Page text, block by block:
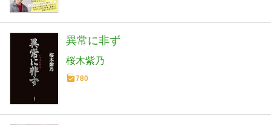
異常に非ず
桜木紫乃
780